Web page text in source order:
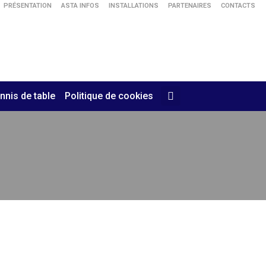
PRÉSENTATION ASTA INFOS INSTALLATIONS PARTENAIRES CONTACTS
de table Politique de cookies